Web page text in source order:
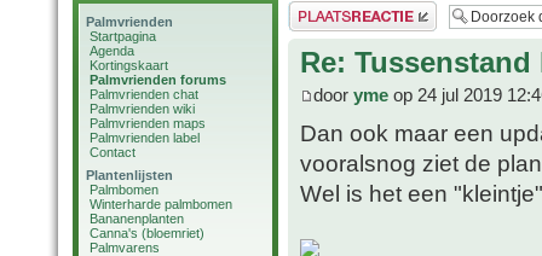
Palmvrienden
Startpagina
Agenda
Kortingskaart
Palmvrienden forums
Palmvrienden chat
Palmvrienden wiki
Palmvrienden maps
Palmvrienden label
Contact
Plantenlijsten
Palmbomen
Winterharde palmbomen
Bananenplanten
Canna's (bloemriet)
Palmvarens
Plaats een reactie
Re:
door yme op 24 jul 2019
Dan ook maar een
vooralsnog ziet de
Wel is het een